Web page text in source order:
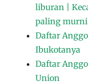
liburan |
paling
Daftar
Ibukotanya
Daftar
Union